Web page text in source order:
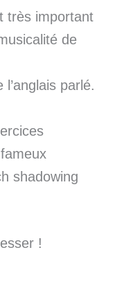
très important
de
parlé.
shadowing
!